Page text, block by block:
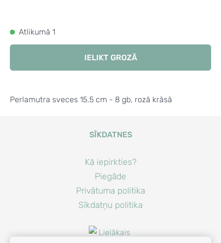
Atlikumā 1
IELIKT GROZĀ
Perlamutra sveces 15.5 cm - 8 gb, rozā krāsā
SĪKDATNES
Kā iepirkties?
Piegāde
Privātuma politika
Sīkdatņu politika